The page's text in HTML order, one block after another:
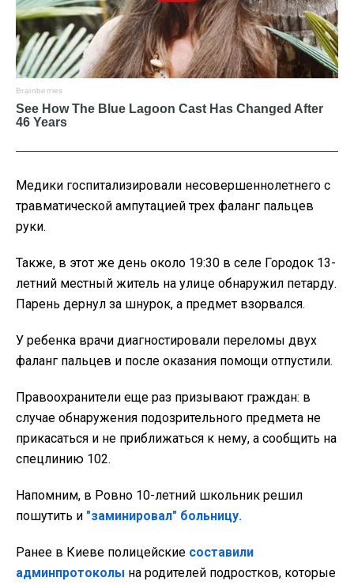
Медики госпитализировали несовершеннолетнего с
травматической ампутацией трех фаланг пальцев
руки.
Также, в этот же день около 19:30 в селе Городок 13-
летний местный житель на улице обнаружил петарду.
Парень дернул за шнурок, а предмет взорвался.
У ребенка врачи диагностировали переломы двух
фаланг пальцев и после оказания помощи отпустили.
Правоохранители еще раз призывают граждан: в
случае обнаружения подозрительного предмета не
прикасаться и не приближаться к нему, а сообщить на
спецлинию 102.
Напомним, в Ровно 10-летний школьник решил
пошутить и "заминировал" больницу.
Ранее в Киеве полицейские составили
админпротоколы на родителей подростков, которые